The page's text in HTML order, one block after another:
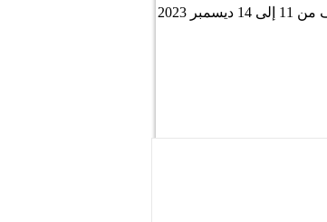
التقى نبيل عمّار، وزير الشؤون الخارجية والهجرة والتونسيين بالخارج يوم 10 ديسمبر 2023، خلال زيارة العمل التي يؤديها إلى جنيف من 11 إلى 14 ديسمبر 2023